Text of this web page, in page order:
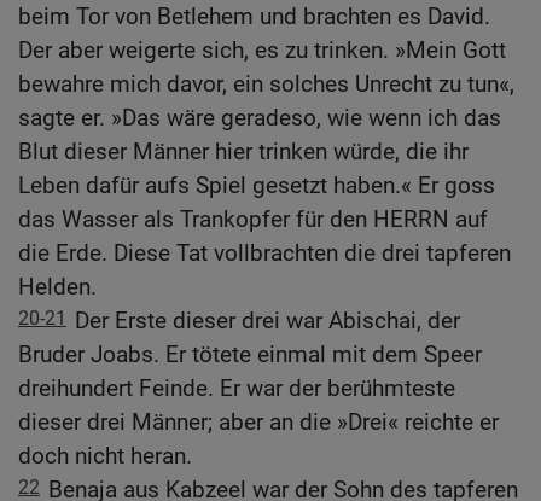
beim Tor von Betlehem und brachten es David.
Der aber weigerte sich, es zu trinken. »Mein Gott
bewahre mich davor, ein solches Unrecht zu tun«,
sagte er. »Das wäre geradeso, wie wenn ich das
Blut dieser Männer hier trinken würde, die ihr
Leben dafür aufs Spiel gesetzt haben.« Er goss
das Wasser als Trankopfer für den HERRN auf
die Erde. Diese Tat vollbrachten die drei tapferen
Helden.
20-21 Der Erste dieser drei war Abischai, der
Bruder Joabs. Er tötete einmal mit dem Speer
dreihundert Feinde. Er war der berühmteste
dieser drei Männer; aber an die »Drei« reichte er
doch nicht heran.
22 Benaja aus Kabzeel war der Sohn des tapferen